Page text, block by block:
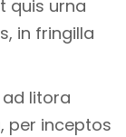
quis urna
in fringilla
litora
per inceptos